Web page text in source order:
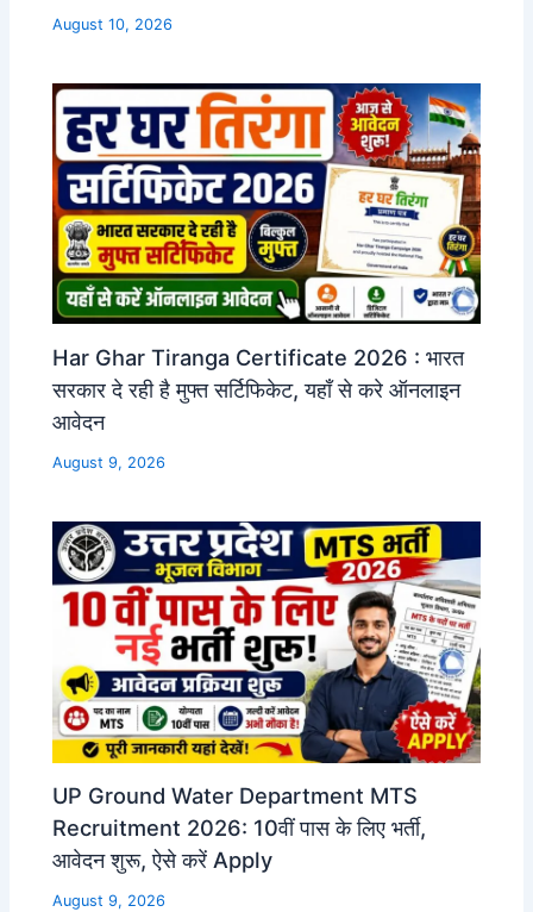
August 10, 2026
Har Ghar Tiranga Certificate 2026 : भारत
सरकार दे रही है मुफ्त सर्टिफिकेट, यहाँ से करे ऑनलाइन
आवेदन
August 9, 2026
UP Ground Water Department MTS
Recruitment 2026: 10वीं पास के लिए भर्ती,
आवेदन शुरू, ऐसे करें Apply
August 9, 2026